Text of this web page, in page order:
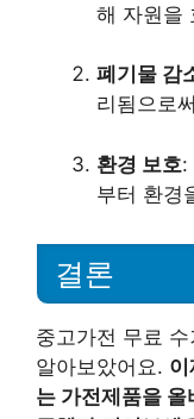
해 자원을
폐기물 감
리됨으로
환경 보호:
부터 환경
결론
중고가전 무료
알아보았어요.
는 가전제품을